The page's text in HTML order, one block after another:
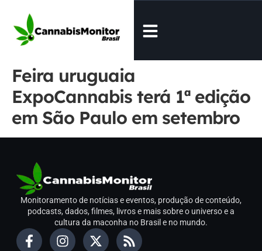
Feira uruguaia
ExpoCannabis terá 1ª edição
em São Paulo em setembro
Monitoramento de notícias e eventos, produção de conteúdo,
podcasts, dados, filmes, livros e mais sobre o universo e a
cultura da maconha no Brasil e no mundo.